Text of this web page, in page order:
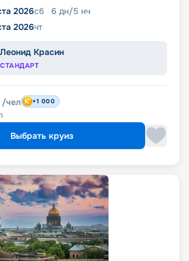
2026сб 6 дн/5 нч
2026чт
Леонид Красин
СТАНДАРТ
/чел +1 000
Выбрать круиз